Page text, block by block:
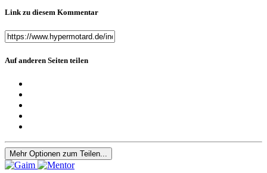
Link zu diesem Kommentar
Auf anderen Seiten teilen
Mehr Optionen zum Teilen...